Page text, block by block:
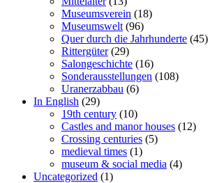
Museumsverein (18)
Museumswelt (96)
Quer durch die Jahrhunderte (45)
Rittergüter(29)
Salongeschichte (16)
Sonderausstellungen (108)
Uranerzabbau (6)
In English (29)
19th century (10)
Castles and manor houses (12)
Crossing centuries (5)
medieval times (1)
museum & social media (4)
Uncategorized (1)